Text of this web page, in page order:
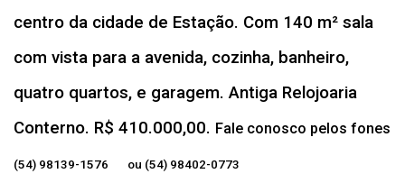
centro da cidade de Estação. Com 140 m² sala
com vista para a avenida, cozinha, banheiro,
quatro quartos, e garagem. Antiga Relojoaria
Conterno. R$ 410.000,00. Fale conosco pelos fones
(54) 98139-1576 ou (54) 98402-0773